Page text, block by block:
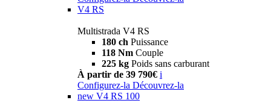
V4 RS
Multistrada V4 RS
180 ch Puissance
118 Nm Couple
225 kg Poids sans carburant
À partir de 39 790€ i
Configurez-la Découvrez-la
new V4 RS 100